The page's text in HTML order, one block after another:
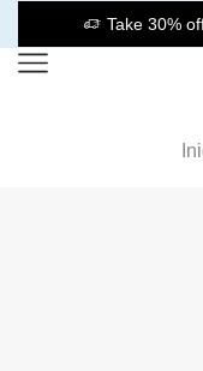
Take 30%